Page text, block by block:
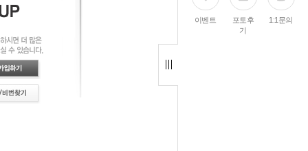
이벤트
포토후
기
1:1문의